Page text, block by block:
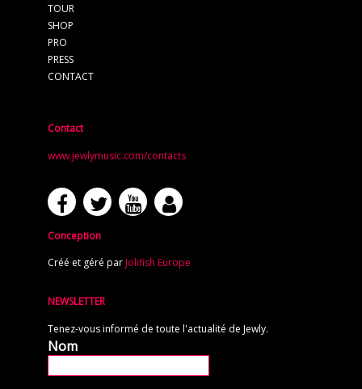
TOUR
SHOP
PRO
PRESS
CONTACT
Contact
www.jewlymusic.com/contacts
Conception
Créé et géré par Jolifish Europe
NEWSLETTER
Tenez-vous informé de toute l'actualité de Jewly.
Nom